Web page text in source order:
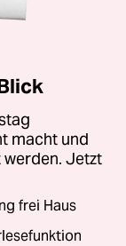
macht und
Jetzt
frei Haus